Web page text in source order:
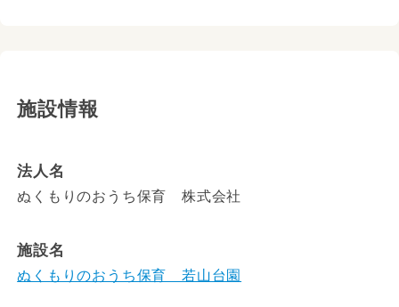
施設情報
法人名
ぬくもりのおうち保育 株式会社
施設名
ぬくもりのおうち保育 若山台園